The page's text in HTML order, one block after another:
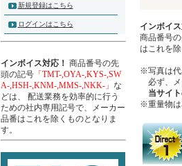
新規登録はこちら
ログインはこちら
インボイス対応！ 商品番号の先
頭の記号「TMT-,OYA-,KYS-,SW
A-,HSH-,KNM-,MMS-,NKK-」 な
どは、 配送業務を効率的に行う
ための社内専用記号で、メーカー
品番はこれを除くものとなりま
す。
インボイス
商品番号
はこれを除
※写真は代
必ず、メ
当サイ
※重量物は